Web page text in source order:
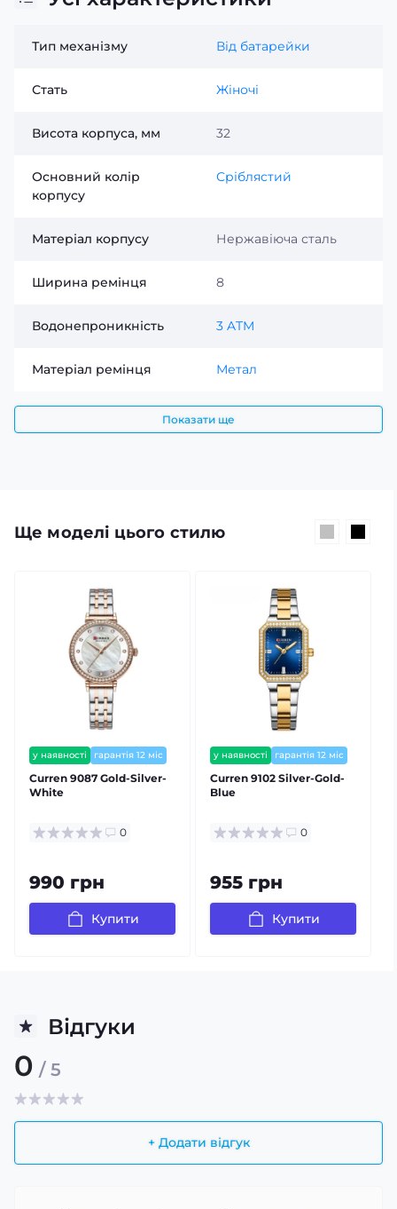
Тип механізму Від батарейки
Стать Жіночі
Висота корпуса, мм 32
Основний колір
корпусу
Сріблястий
Матеріал корпусу Нержавіюча сталь
Ширина ремінця 8
Водонепроникність 3 ATM
Матеріал ремінця Метал
Показати ще
Ще моделі цього стилю
у наявності
гарантія 12 міс
залишилось мало
Curren 9087 Gold-Silver-
White
0
990 грн
Купити
у наявності
гарантія 12 міс
залишилось мало
Curren 9102 Silver-Gold-
Blue
0
955 грн
Купити
Відгуки
0 / 5
+ Додати відгук